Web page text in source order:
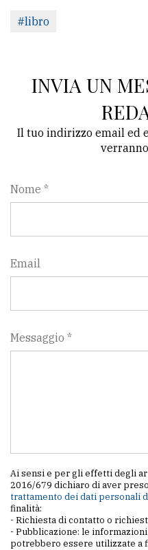
#libro
INVIA UN
Il tuo indirizzo email ed
Nome *
Email
Messaggio *
Ai sensi e per gli effetti degli
2016/679 dichiaro di aver
trattamento dei dati personali
finalità:
- Richiesta di contatto o
- Pubblicazione: le
potrebbero essere utilizzate a